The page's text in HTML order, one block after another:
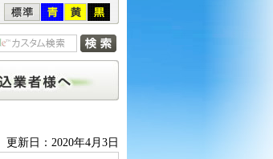
更新日：2020年4月3日